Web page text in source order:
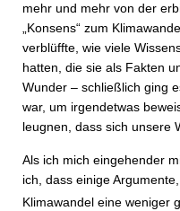
mehr und mehr von der
„Konsens“ zum
verblüffte, wie viele
hatten, die sie als Fakten
Wunder – schließlich ging
war, um irgendetwas
leugnen, dass sich unsere
Als ich mich eingehender
ich, dass einige
Klimawandel eine weniger